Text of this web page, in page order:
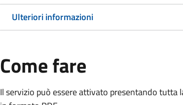
Ulteriori informazioni
Come fare
Il servizio può essere attivato presentando